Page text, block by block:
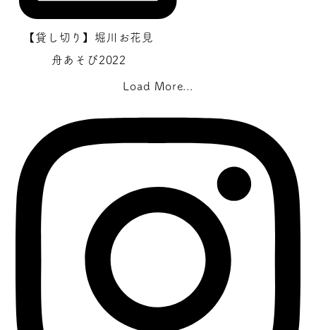
【貸し切り】堀川お花見
舟あそび2022
Load More...